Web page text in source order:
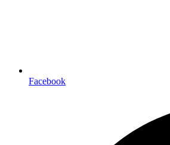
Facebook